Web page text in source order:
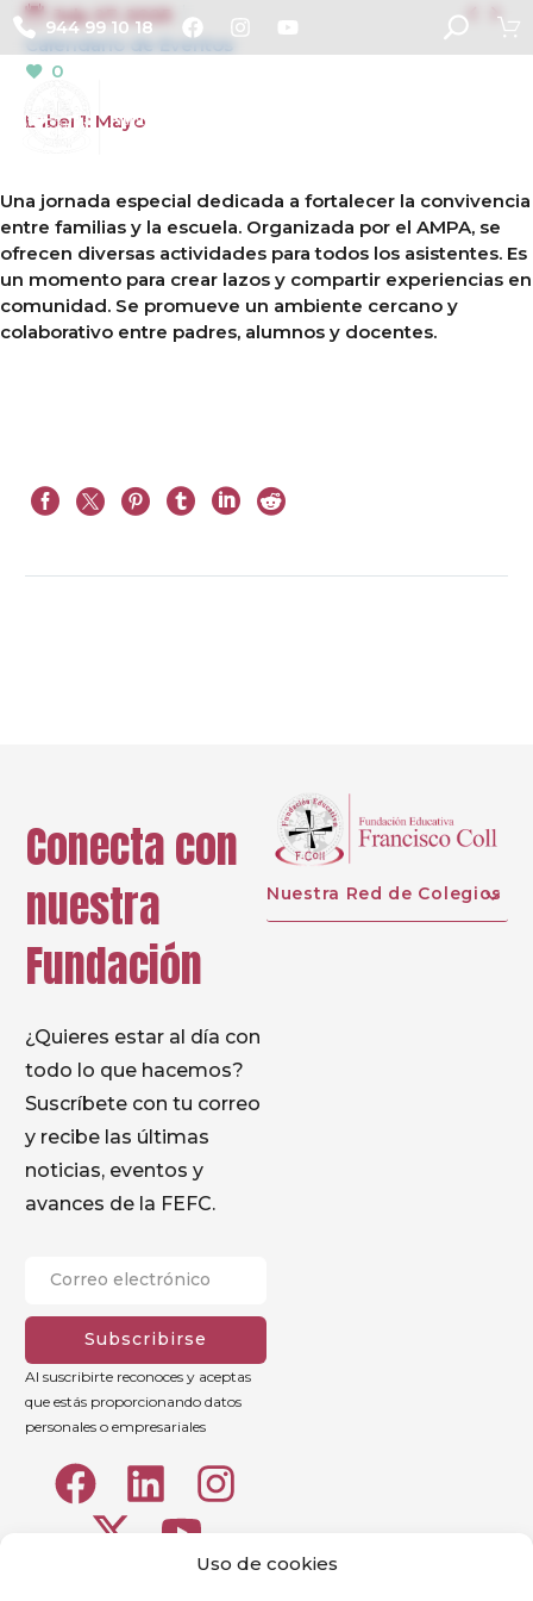
Uso de cookies
944 99 10 18  
July 27, 2025
Calendario de Eventos
0
Label 1: Mayo
Una jornada especial dedicada a fortalecer la convivencia
entre familias y la escuela. Organizada por el AMPA, se
ofrecen diversas actividades para todos los asistentes. Es
un momento para crear lazos y compartir experiencias en
comunidad. Se promueve un ambiente cercano y
colaborativo entre padres, alumnos y docentes.
Conecta con
nuestra
Fundación
¿Quieres estar al día con
todo lo que hacemos?
Suscríbete con tu correo
y recibe las últimas
noticias, eventos y
avances de la FEFC.
Subscribirse
Al suscribirte reconoces y aceptas
que estás proporcionando datos
personales o empresariales
Nuestra Red de Colegios